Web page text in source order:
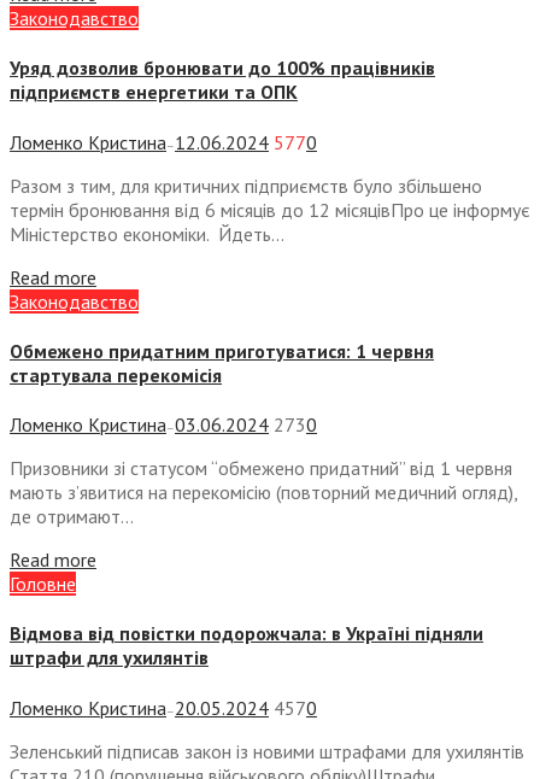
Законодавство
Уряд дозволив бронювати до 100% працівників
підприємств енергетики та ОПК
Ломенко Кристина — 12.06.2024 5770
Разом з тим, для критичних підприємств було збільшено
термін бронювання від 6 місяців до 12 місяцівПро це інформує
Міністерство економіки. Йдеть...
Read more
Законодавство
Обмежено придатним приготуватися: 1 червня
стартувала перекомісія
Ломенко Кристина—03.06.2024 2730
Призовники зі статусом “обмежено придатний” від 1 червня
мають з’явитися на перекомісію (повторний медичний огляд),
де отримают...
Read more
Головне
Відмова від повістки подорожчала: в Україні підняли
штрафи для ухилянтів
Ломенко Кристина — 20.05.2024 4570
Зеленський підписав закон із новими штрафами для ухилянтів